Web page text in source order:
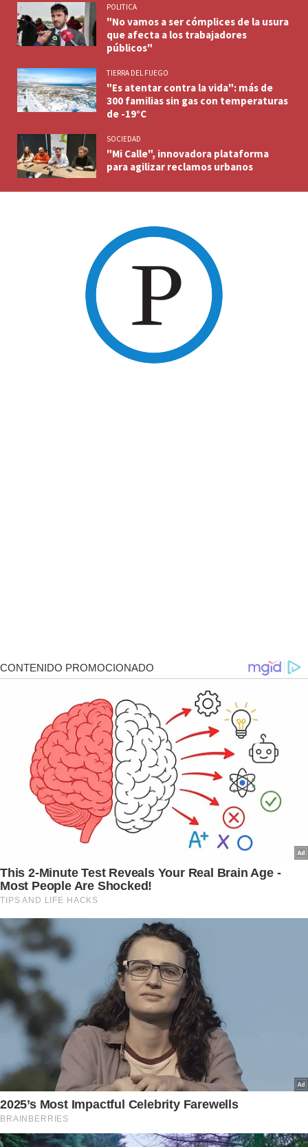
POLITICA
"No vamos a ser cómplices de la usura
que afecta a los trabajadores
públicos"
TIERRA DEL FUEGO
"Es atentar contra la vida": más de
300 familias sin gas con temperaturas
de -19°C
SOCIEDAD
"Mi Calle", innovadora plataforma
para agilizar reclamos urbanos